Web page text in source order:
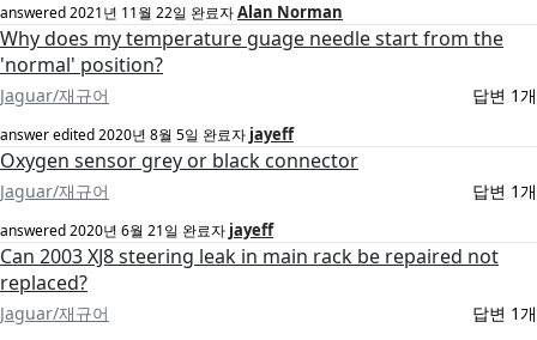
answered2021년 11월 22일 완료자Alan Norman
Why does my temperature guage needle start from the
'normal' position?
Jaguar/재규어 답변 1개
answer edited2020년 8월 5일 완료자 jayeff
Oxygen sensor grey or black connector
Jaguar/재규어 답변 1개
answered2020년 6월 21일 완료자 jayeff
Can 2003 XJ8 steering leak in main rack be repaired not
replaced?
Jaguar/재규어 답변 1개